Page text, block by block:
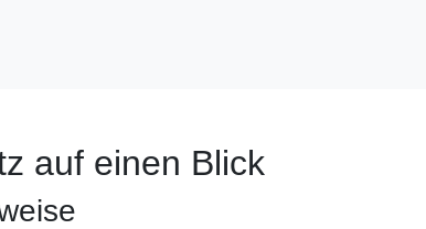
auf einen Blick